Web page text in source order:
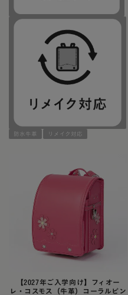
防水牛革 リメイク対応
【2027年ご入学向け】フィオー
レ・コスモス（牛革）コーラルピン